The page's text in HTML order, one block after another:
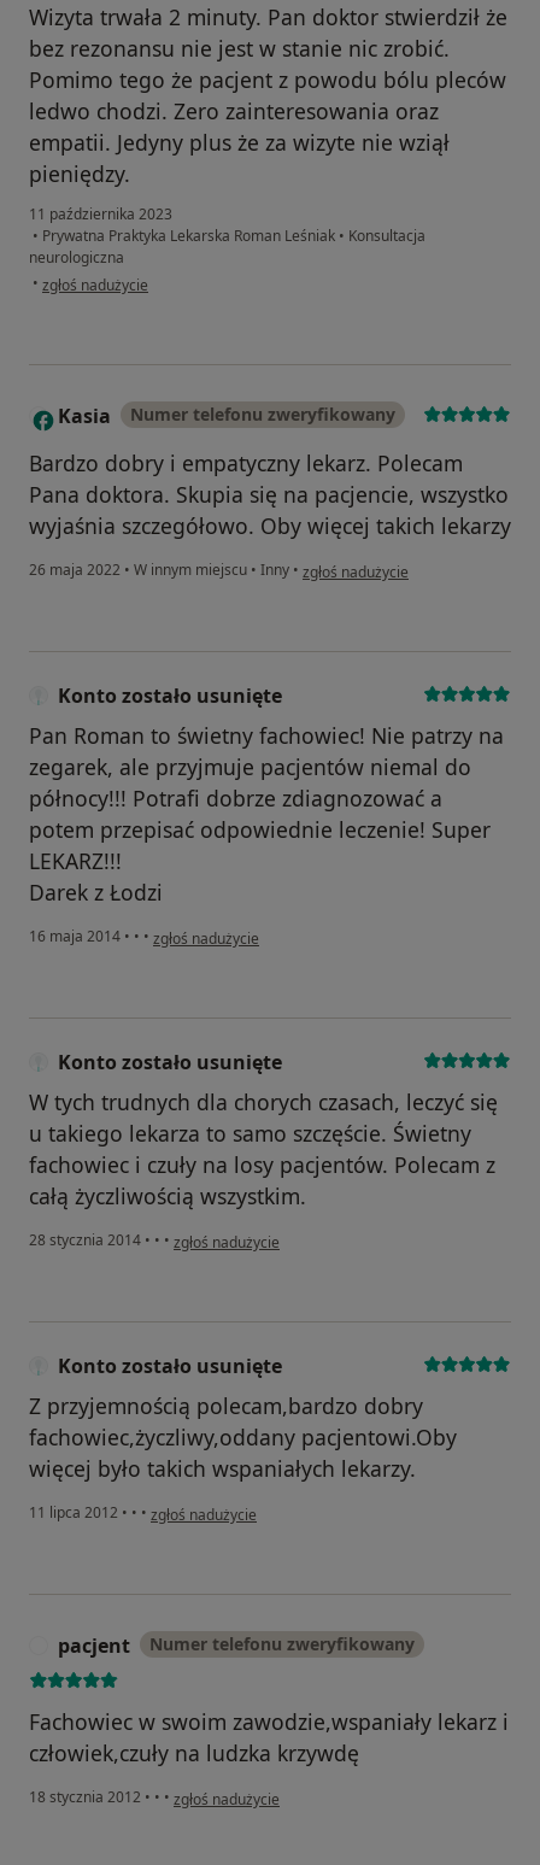
Wizyta trwała 2 minuty. Pan doktor stwierdził że
bez rezonansu nie jest w stanie nic zrobić.
Pomimo tego że pacjent z powodu bólu pleców
ledwo chodzi. Zero zainteresowania oraz
empatii. Jedyny plus że za wizyte nie wziął
pieniędzy.
11 października 2023
• Prywatna Praktyka Lekarska Roman Leśniak • Konsultacja
neurologiczna
• w opinii użytkownika Jakub
zgłoś nadużycie
K Kasia Numer telefonu zweryfikowany
Bardzo dobry i empatyczny lekarz. Polecam
Pana doktora. Skupia się na pacjencie, wszystko
wyjaśnia szczegółowo. Oby więcej takich lekarzy
26 maja 2022 • W innym miejscu • Inny • w opinii użytkownika Kasia
zgłoś nadużycie
Konto zostało usunięte
Pan Roman to świetny fachowiec! Nie patrzy na
zegarek, ale przyjmuje pacjentów niemal do
północy!!! Potrafi dobrze zdiagnozować a
potem przepisać odpowiednie leczenie! Super
LEKARZ!!!
Darek z Łodzi
16 maja 2014 • • • w opinii użytkownika Konto zostało usunięte
zgłoś nadużycie
Konto zostało usunięte
W tych trudnych dla chorych czasach, leczyć się
u takiego lekarza to samo szczęście. Świetny
fachowiec i czuły na losy pacjentów. Polecam z
całą życzliwością wszystkim.
28 stycznia 2014 • • • w opinii użytkownika Konto zostało usunięte
zgłoś nadużycie
Konto zostało usunięte
Z przyjemnością polecam,bardzo dobry
fachowiec,życzliwy,oddany pacjentowi.Oby
więcej było takich wspaniałych lekarzy.
11 lipca 2012 • • • w opinii użytkownika Konto zostało usunięte
zgłoś nadużycie
pacjent Numer telefonu zweryfikowany
Fachowiec w swoim zawodzie,wspaniały lekarz i
człowiek,czuły na ludzka krzywdę
18 stycznia 2012 • • • w opinii użytkownika pacjent
zgłoś nadużycie